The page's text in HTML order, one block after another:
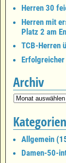
Herren 30
Herren mit
Platz 2 am
TCB-Herren
Archiv
Kategorien
Allgemein
Damen-50-